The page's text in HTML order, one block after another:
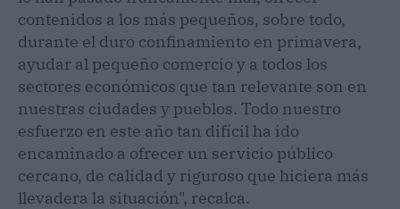
contenidos a los más pequeños, sobre todo,
durante el duro confinamiento en primavera,
ayudar al pequeño comercio y a todos los
sectores económicos que tan relevante son en
nuestras ciudades y pueblos. Todo nuestro
esfuerzo en este año tan difícil ha ido
encaminado a ofrecer un servicio público
cercano, de calidad y riguroso que hiciera más
llevadera la situación", recalca.